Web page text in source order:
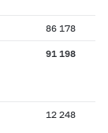
86 178
91 198
12 248